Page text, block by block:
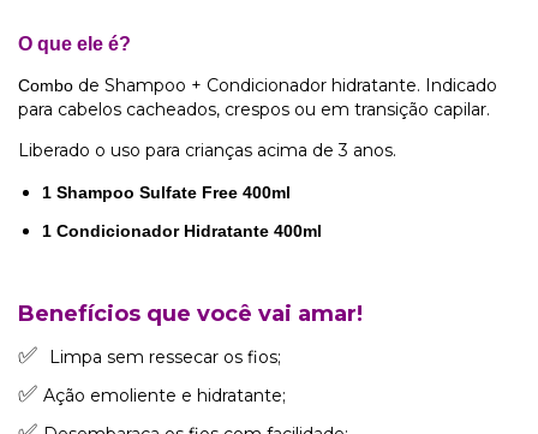
O que ele é?
Combo de Shampoo + Condicionador hidratante. Indicado
para cabelos cacheados, crespos ou em transição capilar.
Liberado o uso para crianças acima de 3 anos.
1 Shampoo Sulfate Free 400ml
1 Condicionador Hidratante 400ml
Benefícios que você vai amar!
✅ Limpa sem ressecar os fios;
✅ Ação emoliente e hidratante;